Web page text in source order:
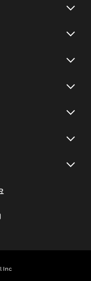
Inc